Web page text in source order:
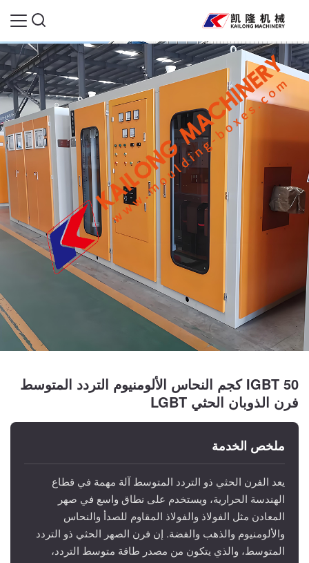
IGBT 50 كجم النحاس الألومنيوم التردد المتوسط
فرن الذوبان الحثي LGBT
ملخص الخدمة
يعد الفرن الحثي ذو التردد المتوسط ​​آلة مهمة في قطاع
الهندسة الحرارية، ويستخدم على نطاق واسع في صهر
المعادن مثل الفولاذ والفولاذ المقاوم للصدأ والنحاس
والألومنيوم والذهب والفضة. إن فرن الصهر الحثي ذو التردد
المتوسط، والذي يتكون من مصدر طاقة متوسط ​​التردد،